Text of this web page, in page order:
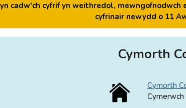
cadw'ch cyfrif yn weithredol,
cyfrinair newydd o 11
Cymorth
Cymorth